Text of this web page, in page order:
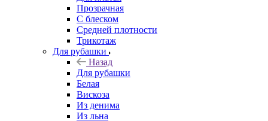
Прозрачная
С блеском
Средней плотности
Трикотаж
Для рубашки
Назад
Для рубашки
Белая
Вискоза
Из денима
Из льна